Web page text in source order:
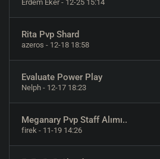
Erdem Eker- 12-25 15:14
Rita Pvp Shard
azeros - 12-18 18:58
Evaluate Power Play
Nelph - 12-17 18:23
Meganary Pvp Staff Alımı..
firek - 11-19 14:26